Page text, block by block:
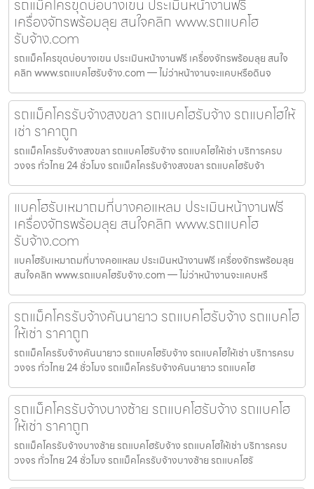
รถแม็คโครขุดบ่อบางเขน ประเมินหน้างานฟรี
เครื่องจักรพร้อมลุย สนใจคลิก www.รถแบคโฮ
รับจ้าง.com
รถแม็คโครขุดบ่อบางเขน ประเมินหน้างานฟรี เครื่องจักรพร้อมลุย สนใจ
คลิก www.รถแบคโฮรับจ้าง.com — ไม่ว่าหน้างานจะแคบหรือดินจ
รถแม็คโครรับจ้างสงขลา รถแบคโฮรับจ้าง รถแบคโฮให้
เช่า ราคาถูก
รถแม็คโครรับจ้างสงขลา รถแบคโฮรับจ้าง รถแบคโฮให้เช่า บริการครบ
วงจร ทั่วไทย 24 ชั่วโมง รถแม็คโครรับจ้างสงขลา รถแบคโฮรับจ้า
แบคโฮรับเหมาถมที่บางคอแหลม ประเมินหน้างานฟรี
เครื่องจักรพร้อมลุย สนใจคลิก www.รถแบคโฮ
รับจ้าง.com
แบคโฮรับเหมาถมที่บางคอแหลม ประเมินหน้างานฟรี เครื่องจักรพร้อมลุย
สนใจคลิก www.รถแบคโฮรับจ้าง.com — ไม่ว่าหน้างานจะแคบหรื
รถแม็คโครรับจ้างคันนายาว รถแบคโฮรับจ้าง รถแบคโฮ
ให้เช่า ราคาถูก
รถแม็คโครรับจ้างคันนายาว รถแบคโฮรับจ้าง รถแบคโฮให้เช่า บริการครบ
วงจร ทั่วไทย 24 ชั่วโมง รถแม็คโครรับจ้างคันนายาว รถแบคโฮ
รถแม็คโครรับจ้างบางซ้าย รถแบคโฮรับจ้าง รถแบคโฮ
ให้เช่า ราคาถูก
รถแม็คโครรับจ้างบางซ้าย รถแบคโฮรับจ้าง รถแบคโฮให้เช่า บริการครบ
วงจร ทั่วไทย 24 ชั่วโมง รถแม็คโครรับจ้างบางซ้าย รถแบคโฮรั